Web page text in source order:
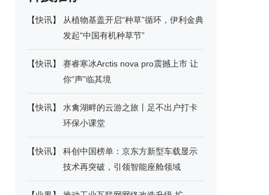
【快讯】
从植物基盖开启“种草”循环，伊利金典
发起“中国有机种草节”
【快讯】
赛睿寒冰Arctis nova pro震撼上市 让
你“声”临其境
【快讯】
水禽湖畔的云游之旅丨足不出户打卡
环保小课堂
【快讯】
科创中国榜单：京东方新型车载显示
技术再突破，引领智能座舱领域